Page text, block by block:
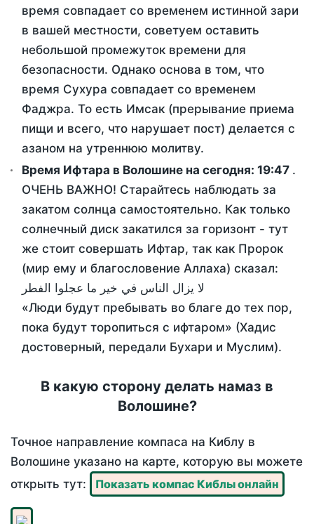
время совпадает со временем истинной зари
в вашей местности, советуем оставить
небольшой промежуток времени для
безопасности. Однако основа в том, что
время Сухура совпадает со временем
Фаджра. То есть Имсак (прерывание приема
пищи и всего, что нарушает пост) делается с
азаном на утреннюю молитву.
Время Ифтара в Волошине на сегодня: 19:47 .
ОЧЕНЬ ВАЖНО! Старайтесь наблюдать за
закатом солнца самостоятельно. Как только
солнечный диск закатился за горизонт - тут
же стоит совершать Ифтар, так как Пророк
(мир ему и благословение Аллаха) сказал:
لا يزال الناس في خير ما عجلوا الفطر
«Люди будут пребывать во благе до тех пор,
пока будут торопиться с ифтаром» (Хадис
достоверный, передали Бухари и Муслим).
В какую сторону делать намаз в
Волошине?
Точное направление компаса на Киблу в
Волошине указано на карте, которую вы можете
открыть тут:
Показать компас Киблы онлайн